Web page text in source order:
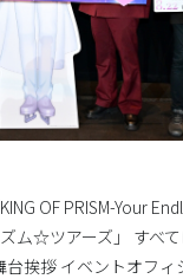
OF PRISM-Your
ム☆ツアーズ」 すべ
台挨拶 イベントオフィ